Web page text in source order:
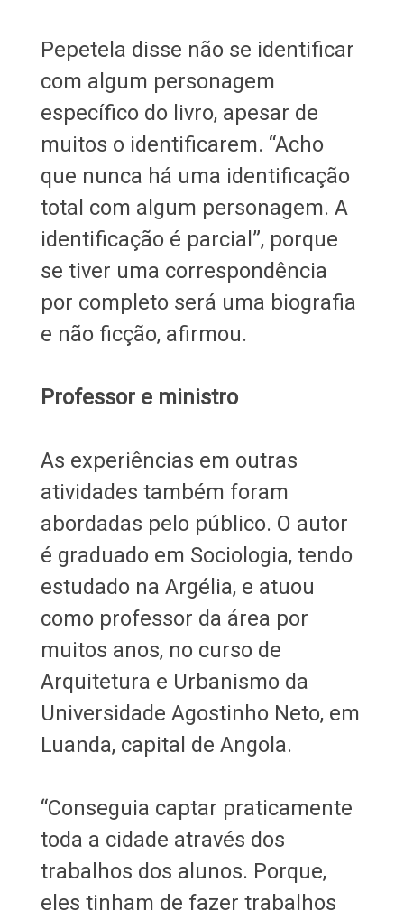
Pepetela disse não se identificar
com algum personagem
específico do livro, apesar de
muitos o identificarem. “Acho
que nunca há uma identificação
total com algum personagem. A
identificação é parcial”, porque
se tiver uma correspondência
por completo será uma biografia
e não ficção, afirmou.
Professor e ministro
As experiências em outras
atividades também foram
abordadas pelo público. O autor
é graduado em Sociologia, tendo
estudado na Argélia, e atuou
como professor da área por
muitos anos, no curso de
Arquitetura e Urbanismo da
Universidade Agostinho Neto, em
Luanda, capital de Angola.
“Conseguia captar praticamente
toda a cidade através dos
trabalhos dos alunos. Porque,
eles tinham de fazer trabalhos